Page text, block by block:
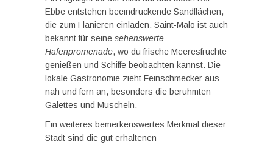
Ebbe entstehen beeindruckende Sandflächen,
die zum Flanieren einladen. Saint-Malo ist auch
bekannt für seine sehenswerte
Hafenpromenade, wo du frische Meeresfrüchte
genießen und Schiffe beobachten kannst. Die
lokale Gastronomie zieht Feinschmecker aus
nah und fern an, besonders die berühmten
Galettes und Muscheln.
Ein weiteres bemerkenswertes Merkmal dieser
Stadt sind die gut erhaltenen